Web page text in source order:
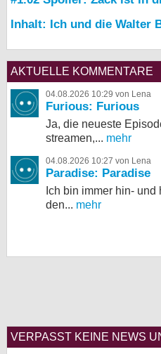
Inhalt: Ich und die Walter
AKTUELLE KOMMENTARE
04.08.2026 10:29 von Lena
Furious: Furious
Ja, die neueste
streamen,... mehr
04.08.2026 10:27 von Lena
Paradise: Paradise
Ich bin immer hin-
den... mehr
VERPASST KEINE NEWS